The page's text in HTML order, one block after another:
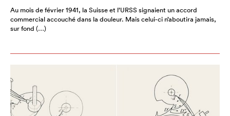
Au mois de février 1941, la Suisse et l’URSS signaient un accord
commercial accouché dans la douleur. Mais celui-ci n’aboutira jamais,
sur fond (…)